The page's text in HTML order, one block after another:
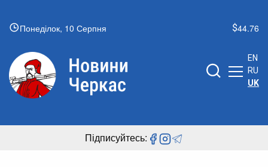
Понеділок, 10 Серпня 44.76
EN
RU
UK
Підписуйтесь: